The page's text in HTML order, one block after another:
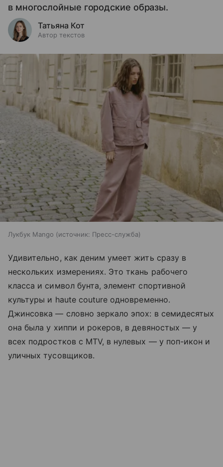
в многослойные городские образы.
Татьяна Кот
Автор текстов
Лукбук Mango источник: Пресс-служба
Удивительно, как деним умеет жить сразу в
нескольких измерениях. Это ткань рабочего
класса и символ бунта, элемент спортивной
культуры и haute couture одновременно.
Джинсовка — словно зеркало эпох: в семидесятых
она была у хиппи и рокеров, в девяностых — у
всех подростков с MTV, в нулевых — у поп-икон и
уличных тусовщиков.